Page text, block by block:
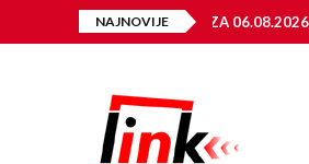
NAJNOVIJE
ENERGIJE ZA 06.08.2026.